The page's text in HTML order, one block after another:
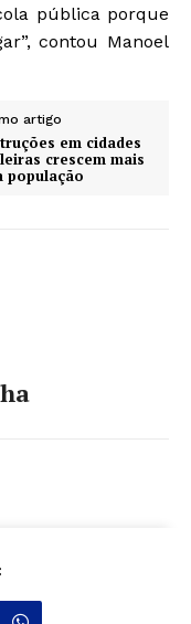
pública porque
contou Manoel
artigo
em cidades
crescem mais
população